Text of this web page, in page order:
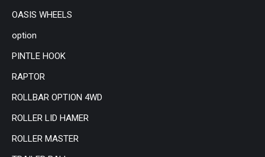
OASIS WHEELS
option
PINTLE HOOK
RAPTOR
ROLLBAR OPTION 4WD
ROLLER LID HAMER
ROLLER MASTER